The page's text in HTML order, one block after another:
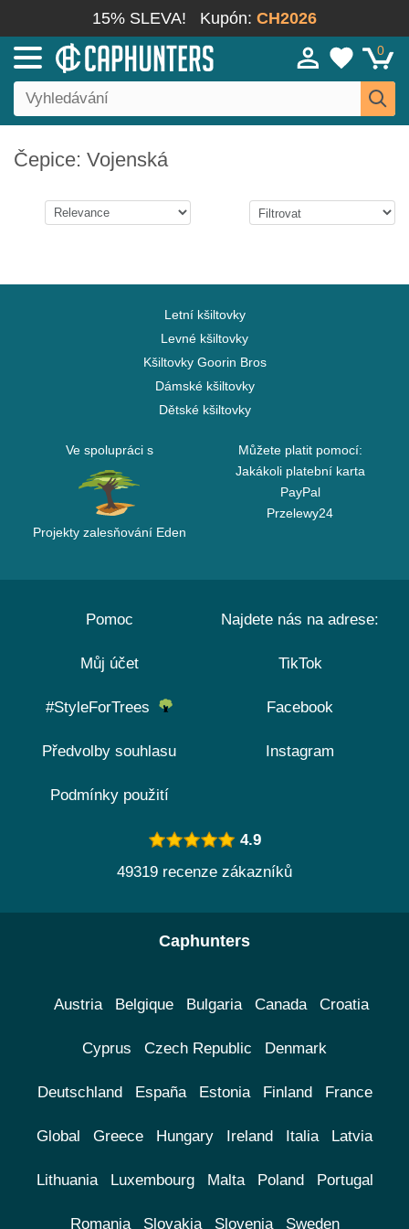
15% SLEVA! Kupón: CH2026
0
Čepice: Vojenská
Letní kšiltovky
Levné kšiltovky
Kšiltovky Goorin Bros
Dámské kšiltovky
Dětské kšiltovky
Ve spolupráci s
Projekty zalesňování Eden
Můžete platit pomocí:
Jakákoli platební karta
PayPal
Przelewy24
Pomoc
Můj účet
#StyleForTrees
Předvolby souhlasu
Podmínky použití
Najdete nás na adrese:
TikTok
Facebook
Instagram
4.9
49319 recenze zákazníků
Caphunters
Austria Belgique Bulgaria Canada Croatia
Cyprus Czech Republic Denmark
Deutschland España Estonia Finland France
Global Greece Hungary Ireland Italia Latvia
Lithuania Luxembourg Malta Poland Portugal
Romania Slovakia Slovenia Sweden